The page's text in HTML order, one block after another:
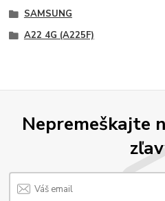
SAMSUNG
A22 4G (A225F)
Nepremeškajte